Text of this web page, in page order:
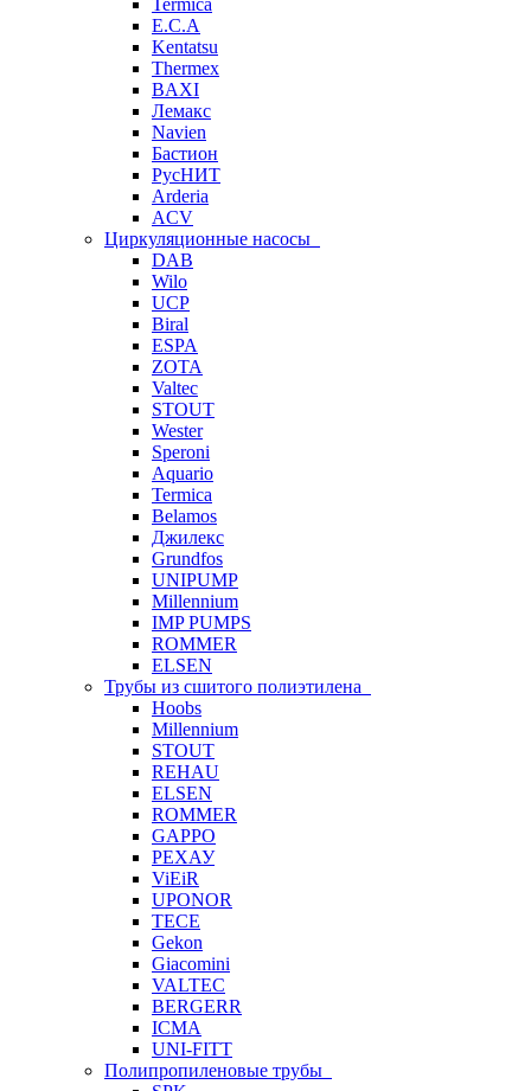
Termica
E.C.A
Kentatsu
Thermex
BAXI
Лемакс
Navien
Бастион
РусНИТ
Arderia
ACV
Циркуляционные насосы
DAB
Wilo
UCP
Biral
ESPA
ZOTA
Valtec
STOUT
Wester
Speroni
Aquario
Termica
Belamos
Джилекс
Grundfos
UNIPUMP
Millennium
IMP PUMPS
ROMMER
ELSEN
Трубы из сшитого полиэтилена
Hoobs
Millennium
STOUT
REHAU
ELSEN
ROMMER
GAPPO
РЕХАУ
ViEiR
UPONOR
TECE
Gekon
Giacomini
VALTEC
BERGERR
ICMA
UNI-FITT
Полипропиленовые трубы